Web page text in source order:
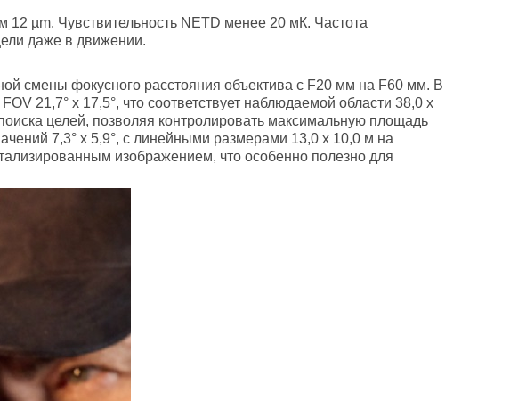
µm. Чувствительность NETD менее 20 мК. Частота
даже в движении.
смены фокусного расстояния объектива с F20 мм на F60 мм. В
21,7° х 17,5°, что соответствует наблюдаемой области 38,0 х
целей, позволяя контролировать максимальную площадь
7,3° х 5,9°, с линейными размерами 13,0 х 10,0 м на
изображением, что особенно полезно для